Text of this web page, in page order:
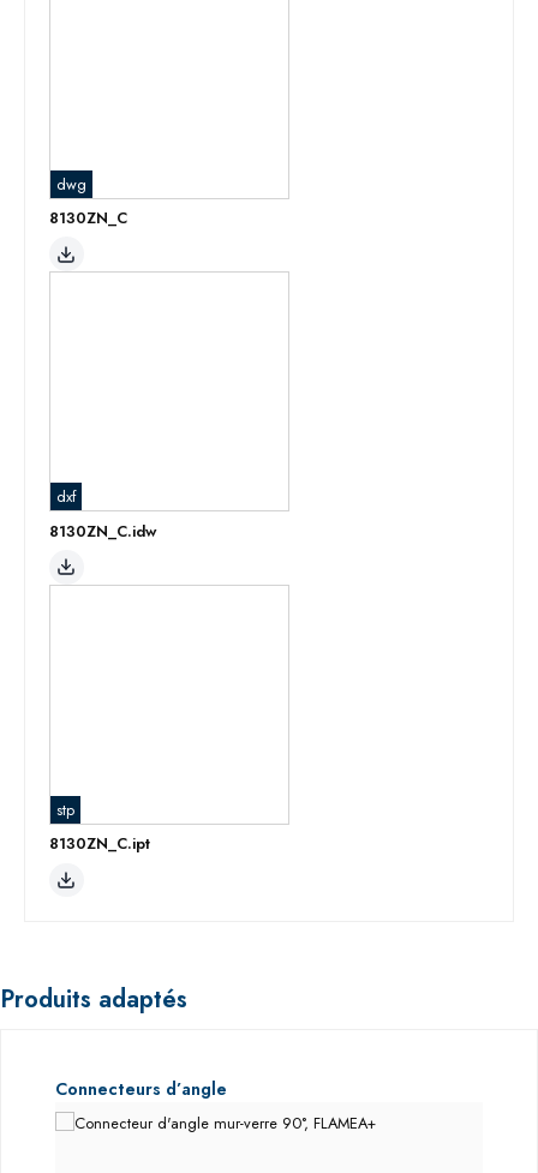
dwg
8130ZN_C
dxf
8130ZN_C.idw
stp
8130ZN_C.ipt
Produits adaptés
Ignorer la galerie de produits
Connecteurs d’angle